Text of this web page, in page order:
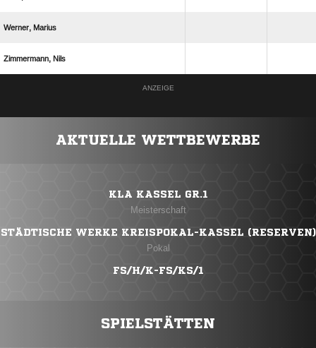
 
 
ANZEIGE
AKTUELLE WETTBEWERBE
KLA KASSEL GR.1
Meisterschaft
STÄDTISCHE WERKE KREISPOKAL-KASSEL (RESERVEN)
Pokal
FS/H/K-FS/KS/1
SPIELSTÄTTEN